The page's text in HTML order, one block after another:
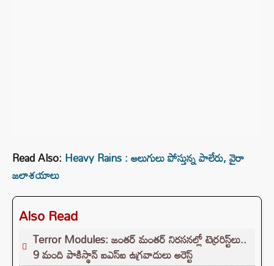
Read Also: Heavy Rains : అలుగులు పోస్తున్న పాలేరు, వైరా
జలాశయాలు
Also Read
Terror Modules: జంతర్ మంతర్ నిరసనల్లో టెర్రరిస్ట్‌లు..
9 మంది పాకిస్థాన్ ఐఎస్ఐ ఉగ్రవాదులు అరెస్ట్